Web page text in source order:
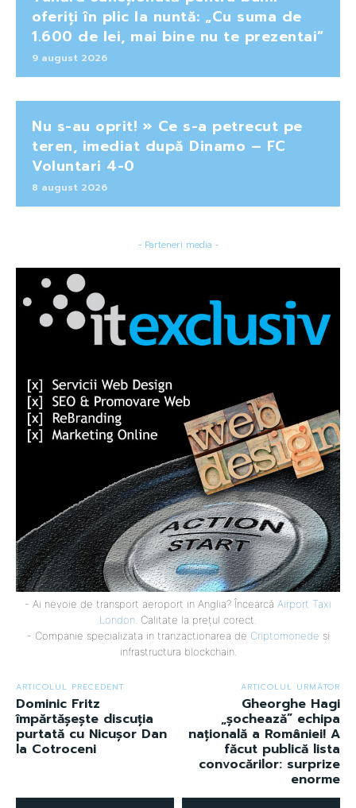
oferiți în plic la nuntă: „Cu suma de
1.600 de lei, mai bine nu te prezentai”
9 august 2026
Nu s-au oprit! » Ce s-a petrecut pe
teren, imediat după Dinamo – FC
Voluntari 4-0
8 august 2026
- Parteneri media -
- Ai nevoie de transport aeroport in Anglia? Încearcă Airport Taxi
London. Calitate la prețul corect.
- Companie specializata in tranzactionarea de Criptomonede si
infrastructura blockchain.
ARTICOLUL PRECEDENT
Dominic Fritz
împărtășește discuția
purtată cu Nicușor Dan
la Cotroceni
ARTICOLUL URMĂTOR
Gheorghe Hagi
„șochează” echipa
națională a României! A
făcut publică lista
convocărilor: surprize
enorme